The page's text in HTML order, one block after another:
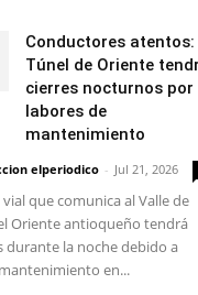
Conductores atentos:
Túnel de Oriente
cierres nocturnos por
labores de
mantenimiento
elperiodico - Jul 21, 2026
que comunica al Valle de
Oriente antioqueño tendrá
durante la noche debido a
en...